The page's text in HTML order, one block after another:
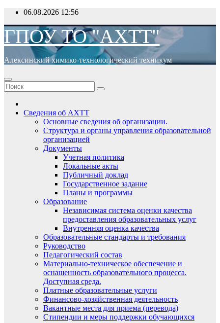
Перейти
содержимому
06.08.2026 12:56
ГПОУ ТО "АХТТ"
Алексинский химико-технологический техникум
Сведения об АХТТ
Основные сведения об организации.
Структура и органы управления образовательной
организацией
Документы
Учетная политика
Локальные акты
Публичный доклад
Государственное задание
Планы и программы
Образование
Независимая система оценки качества
предоставления образовательных услуг
Внутренняя оценка качества
Образовательные стандарты и требования
Руководство
Педагогический состав
Материально-техническое обеспечение и
оснащенность образовательного процесса.
Доступная среда.
Платные образовательные услуги
Финансово-хозяйственная деятельность
Вакантные места для приема (перевода)
Стипендии и меры поддержки обучающихся